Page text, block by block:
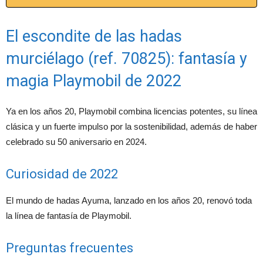
El escondite de las hadas
murciélago (ref. 70825): fantasía y
magia Playmobil de 2022
Ya en los años 20, Playmobil combina licencias potentes, su línea
clásica y un fuerte impulso por la sostenibilidad, además de haber
celebrado su 50 aniversario en 2024.
Curiosidad de 2022
El mundo de hadas Ayuma, lanzado en los años 20, renovó toda
la línea de fantasía de Playmobil.
Preguntas frecuentes